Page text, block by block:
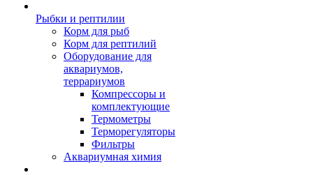
Рыбки и рептилии
Корм для рыб
Корм для рептилий
Оборудование для
аквариумов,
террариумов
Компрессоры и
комплектующие
Термометры
Терморегуляторы
Фильтры
Аквариумная химия